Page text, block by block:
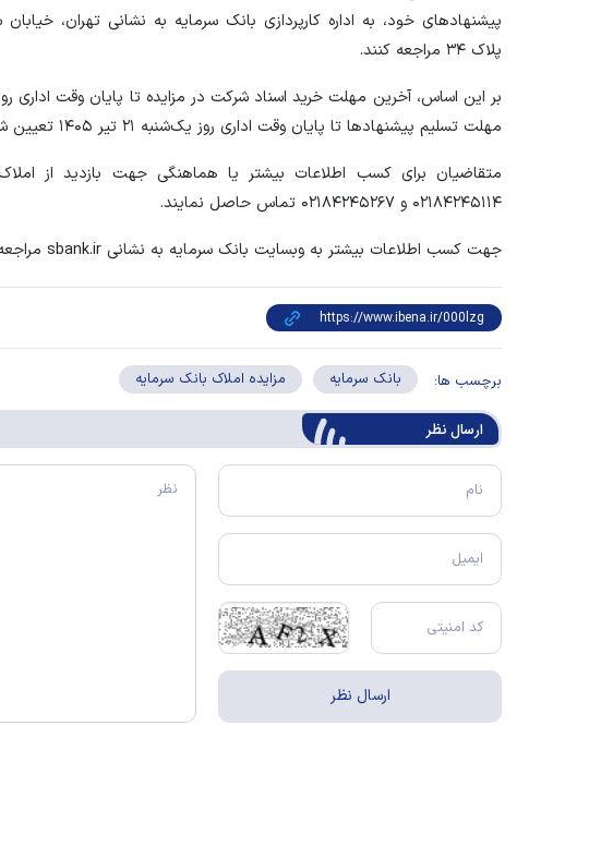
پیشنهاد‌های خود، به اداره کارپردازی بانک سرمایه به نشانی تهران،
پلاک ۳۴ مراجعه کنند.
مهلت تسلیم پیشنهاد‌ها تا پایان وقت اداری روز یک‌شنبه ۲۱ تیر ۱۴۰۵ تعیین شده است.
متقاضیان برای کسب اطلاعات بیشتر یا هماهنگی جهت بازدید از
۰۲۱۸۴۲۴۵۱۱۴ و ۰۲۱۸۴۲۴۵۲۶۷ تماس حاصل نمایند.
جهت کسب اطلاعات بیشتر به وبسایت بانک سرمایه به نشانی sbank.ir
برچسب ها: بانک سرمایه مزایده املاک بانک سرمایه
ارسال‌ نظر